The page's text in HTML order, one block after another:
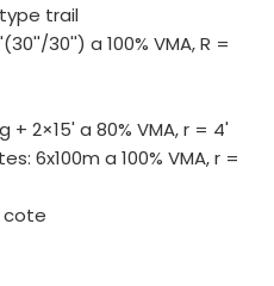
trail
30'') a 100% VMA, R =
2×15' a 80% VMA, r = 4'
6x100m a 100% VMA, r =
cote